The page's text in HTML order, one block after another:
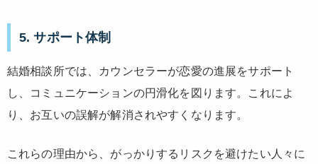
5.サポート体制
結婚相談所では、カウンセラーが恋愛の進展をサポート
し、コミュニケーションの円滑化を図ります。これによ
り、お互いの誤解が解消されやすくなります。
これらの理由から、がっかりするリスクを避けたい人々に